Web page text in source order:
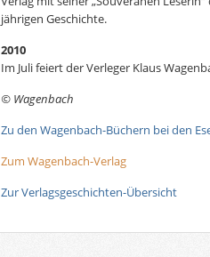
jährigen Geschichte.
2010
Im Juli feiert der Verleger Klaus
© Wagenbach
Zu den Wagenbach-Büchern bei den
Zum Wagenbach-Verlag
Zur Verlagsgeschichten-Übersicht